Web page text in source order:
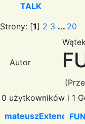
TALK
Strony: [1] 2 3 ... 20
Autor
0 użytkowników i 1
mateuszExtended